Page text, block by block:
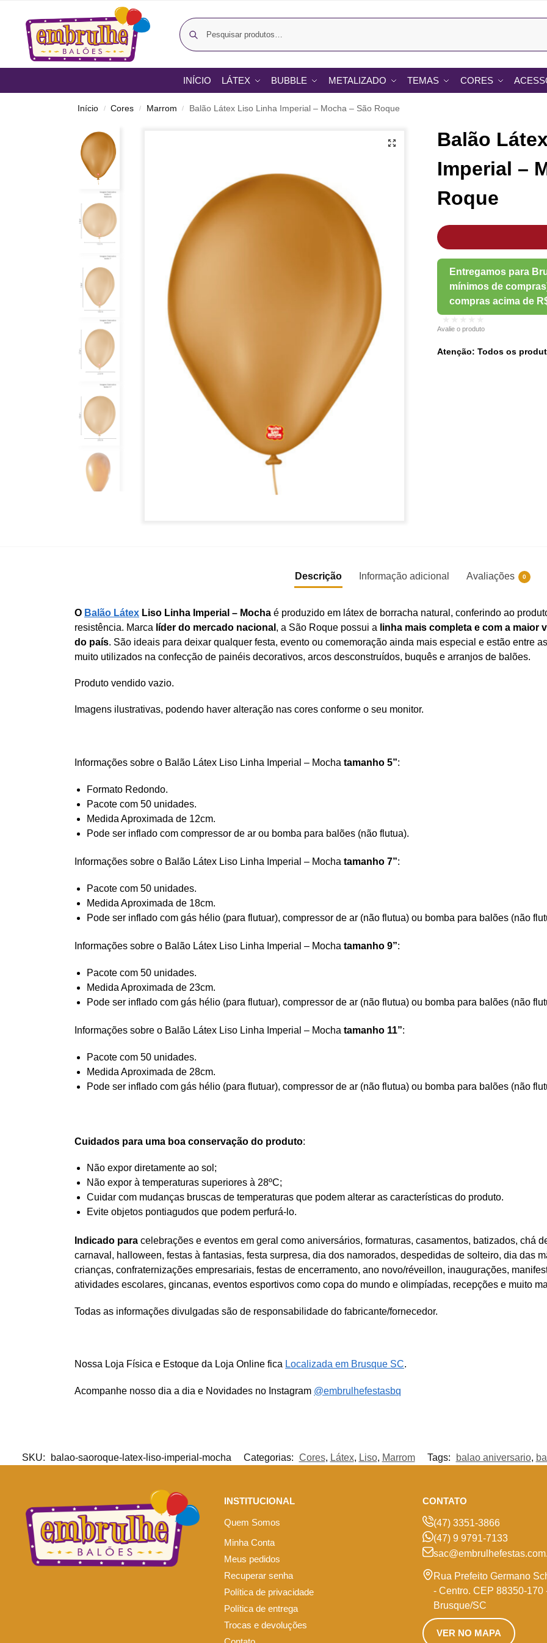
INÍCIO LÁTEX BUBBLE METALIZADO TEMAS CORES
Início / Cores / Marrom / Balão Látex Liso Linha Imperial – Mocha – São Roque
Balão
Imperial –
Roque
Avalie o produto
Atenção: Todos os
Descrição Informação adicional Avaliações 0
O Balão Látex Liso Linha Imperial – Mochaé produzido em látex de borracha natural, conferindo ao
resistência. Marca líder do mercado nacional , a São Roque possui a linha mais completa e com a maior
do país. São ideais para deixar qualquer festa, evento ou comemoração ainda mais especial e estão entre
muito utilizados na confecção de painéis decorativos, arcos desconstruídos, buquês e arranjos de balões.
Produto vendido vazio.
Imagens ilustrativas, podendo haver alteração nas cores conforme o seu monitor.
Informações sobre o Balão Látex Liso Linha Imperial – Mocha tamanho 5”:
Formato Redondo.
Pacote com 50 unidades.
Medida Aproximada de 12cm.
Pode ser inflado com compressor de ar ou bomba para balões (não flutua).
Informações sobre o Balão Látex Liso Linha Imperial – Mochatamanho 7”:
Pacote com 50 unidades.
Medida Aproximada de 18cm.
Pode ser inflado com gás hélio (para flutuar), compressor de ar (não flutua) ou bomba para balões (não
Informações sobre o Balão Látex Liso Linha Imperial – Mochatamanho 9”:
Pacote com 50 unidades.
Medida Aproximada de 23cm.
Pode ser inflado com gás hélio (para flutuar), compressor de ar (não flutua) ou bomba para balões (não
Informações sobre o Balão Látex Liso Linha Imperial – Mochatamanho 11”:
Pacote com 50 unidades.
Medida Aproximada de 28cm.
Pode ser inflado com gás hélio (para flutuar), compressor de ar (não flutua) ou bomba para balões (não
Cuidados para uma boa conservação do produto:
Não expor diretamente ao sol;
Não expor à temperaturas superiores à 28ºC;
Cuidar com mudanças bruscas de temperaturas que podem alterar as características do produto.
Evite objetos pontiagudos que podem perfurá-lo.
Indicado para celebrações e eventos em geral como aniversários, formaturas, casamentos, batizados, chá
carnaval, halloween, festas à fantasias, festa surpresa, dia dos namorados, despedidas de solteiro, dia das
crianças, confraternizações empresariais, festas de encerramento, ano novo/réveillon, inaugurações,
atividades escolares, gincanas, eventos esportivos como copa do mundo e olimpíadas, recepções e muito
Todas as informações divulgadas são de responsabilidade do fabricante/fornecedor.
Nossa Loja Física e Estoque da Loja Online fica Localizada em Brusque SC.
Acompanhe nosso dia a dia e Novidades no Instagram @embrulhefestasbq
SKU: balao-saoroque-latex-liso-imperial-mocha Categorias: Cores, Látex, Liso, Marrom Tags: balao aniversario,
INSTITUCIONAL
Quem Somos
Minha Conta
Meus pedidos
Recuperar senha
Política de privacidade
Política de entrega
Trocas e devoluções
CONTATO
(47) 3351-3866
(47) 9 9791-7133
Rua Prefeito Germano
- Centro. CEP 88350-170
Brusque/SC
VER NO MAPA